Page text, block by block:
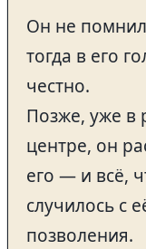
Он не
тогда в его
честно.
Позже, уже в
центре, он
его — и всё,
случилось с
позволения.